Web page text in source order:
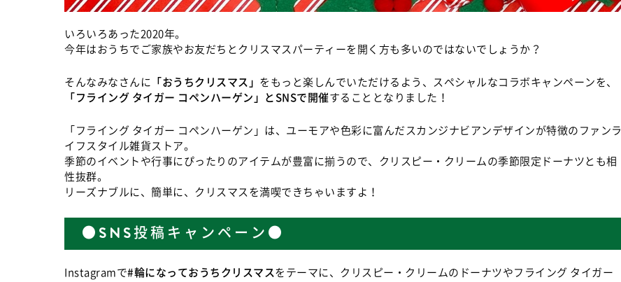
いろいろあった2020年。
今年はおうちでご家族やお友だちとクリスマスパーティーを開く方も多いのではないでしょうか？
そんなみなさんに 「おうちクリスマス」 をもっと楽しんでいただけるよう、スペシャルなコラボキャンペーンを、
「フライング タイガー コペンハーゲン」とSNSで開催することとなりました！
「フライング タイガー コペンハーゲン」は、ユーモアや色彩に富んだスカンジナビアンデザインが特徴のファンラ
イフスタイル雑貨ストア。
季節のイベントや行事にぴったりのアイテムが豊富に揃うので、クリスピー・クリームの季節限定ドーナツとも相
性抜群。
リーズナブルに、簡単に、クリスマスを満喫できちゃいますよ！
●SNS投稿キャンペーン●
Instagramで#輪になっておうちクリスマス をテーマに、クリスピー・クリームのドーナツやフライング タイガー